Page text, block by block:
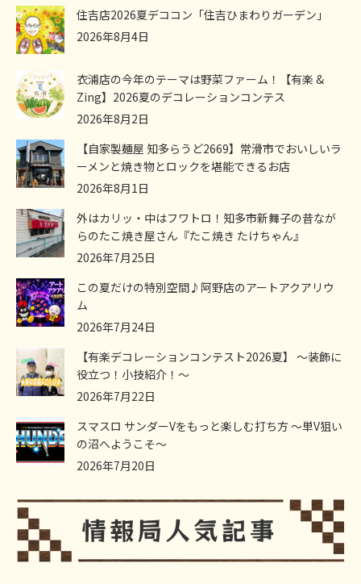
住吉店2026夏デココン「住吉ひまわりガーデン」
2026年8月4日
衣浦店の今年のテーマは野菜ファーム！【有楽 &
Zing】2026夏のデコレーションコンテス
2026年8月2日
【自家製麺屋 知多らうど2669】常滑市でおいしいラ
ーメンと焼き物とロックを堪能できるお店
2026年8月1日
外はカリッ・中はフワトロ！知多市新舞子の昔なが
らのたこ焼き屋さん『たこ焼き たけちゃん』
2026年7月25日
この夏だけの特別空間♪阿野店のアートアクアリウ
ム
2026年7月24日
【有楽デコレーションコンテスト2026夏】 ～装飾に
役立つ！小技紹介！～
2026年7月22日
スマスロ サンダーVをもっと楽しむ打ち方 ～単V狙い
の沼へようこそ～
2026年7月20日